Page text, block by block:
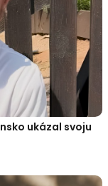
ukázal svoju